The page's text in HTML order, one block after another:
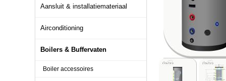
Aansluit & installatiemateriaal
Airconditioning
Boilers & Buffervaten
Boiler accessoires